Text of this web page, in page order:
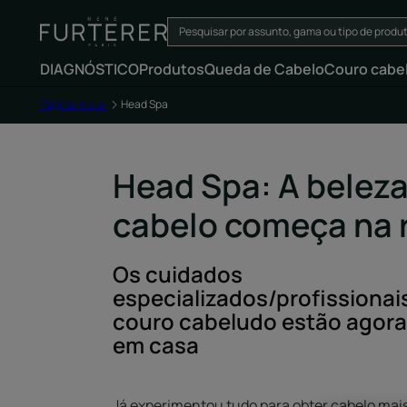
DIAGNÓSTICOProdutosQueda de CabeloCouro
Página inicial Head Spa
Head Spa: A
cabelo começa na
Os cuidados
especializados/
couro cabeludo estão
em casa